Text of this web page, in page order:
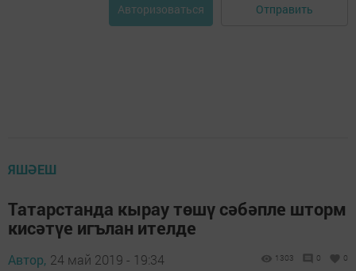
Авторизоваться Отправить
ЯШӘЕШ
Татарстанда кырау төшү сәбәпле шторм
кисәтүе игълан ителде
Автор, 24 май 2019 - 19:34 1303 0 0